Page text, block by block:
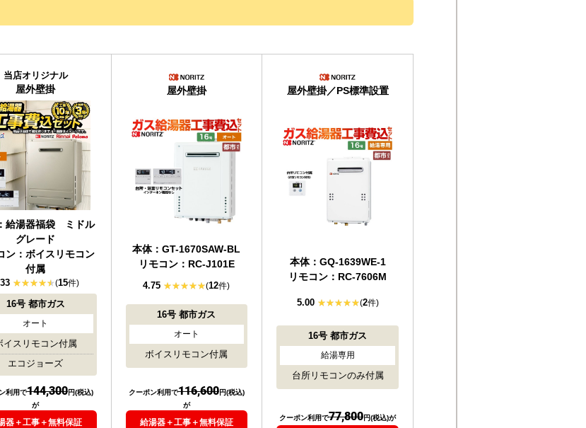
当店オリジナル
屋外壁掛
給湯器福袋 ミドル
グレード
ン：ボイスリモコン
付属
(15件)
16号都市ガス
オート
イスリモコン付属
エコジョーズ
利用で144,300円(税込)
が
器＋工事＋無料保証
屋外壁掛
本体：GT-1670SAW-BL
リモコン：RC-J101E
4.75 (12件)
16号 都市ガス
オート
ボイスリモコン付属
クーポン利用で116,600円(税込)
が
給湯器＋工事＋無料保証
屋外壁掛／PS標準設置
本体：GQ-1639WE-1
リモコン：RC-7606M
5.00 (2件)
16号 都市ガス
給湯専用
台所リモコンのみ付属
クーポン利用で77,800円(税込)が